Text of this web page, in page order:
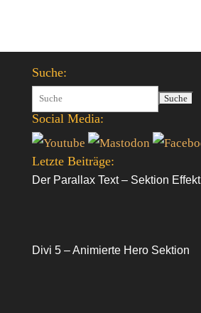
Suche:
Suchen
nach:
Social Media:
Letzte Beiträge:
Der Parallax Text – Sektion Effekt
Divi 5 – Animierte Hero Sektion